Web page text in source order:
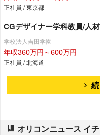
正社員 / 東京都
CGデザイナー学科教員/人
学校法人吉田学園
年収360万円～600万円
正社員 / 北海道
オリコンニュース イ